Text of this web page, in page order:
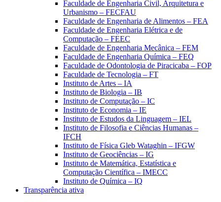
Faculdade de Engenharia Civil, Arquitetura e
Urbanismo – FECFAU
Faculdade de Engenharia de Alimentos – FEA
Faculdade de Engenharia Elétrica e de
Computação – FEEC
Faculdade de Engenharia Mecânica – FEM
Faculdade de Engenharia Química – FEQ
Faculdade de Odontologia de Piracicaba – FOP
Faculdade de Tecnologia – FT
Instituto de Artes – IA
Instituto de Biologia – IB
Instituto de Computação – IC
Instituto de Economia – IE
Instituto de Estudos da Linguagem – IEL
Instituto de Filosofia e Ciências Humanas –
IFCH
Instituto de Física Gleb Wataghin – IFGW
Instituto de Geociências – IG
Instituto de Matemática, Estatística e
Computação Científica – IMECC
Instituto de Química – IQ
Transparência ativa